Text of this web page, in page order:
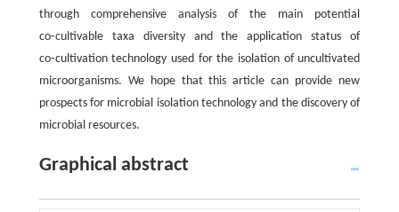
through comprehensive analysis of the main potential
co⁃cultivable taxa diversity and the application status of
co⁃cultivation technology used for the isolation of uncultivated
microorganisms. We hope that this article can provide new
prospects for microbial isolation technology and the discovery of
microbial resources.
Graphical abstract